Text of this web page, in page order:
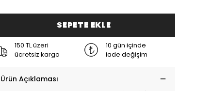
SEPETE EKLE
150 TL üzeri
ücretsiz kargo
10 gün içinde
iade değişim
Ürün Açıklaması